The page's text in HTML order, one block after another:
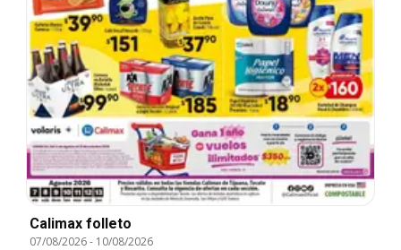
Calimax folleto
07/08/2026- 10/08/2026